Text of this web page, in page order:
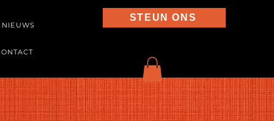
NIEUWS
STEUN ONS